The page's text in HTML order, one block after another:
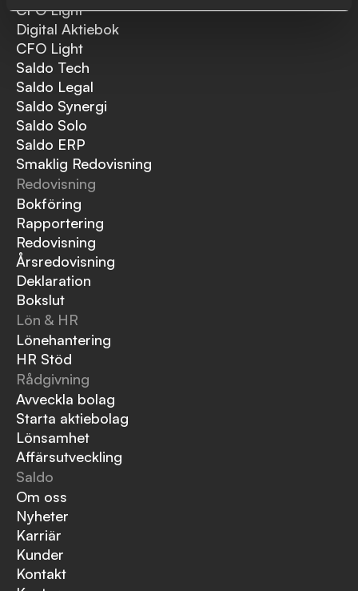
CFO Light
Digital Aktiebok
CFO Light
Saldo Tech
Saldo Legal
Saldo Synergi
Saldo Solo
Saldo ERP
Smaklig Redovisning
Redovisning
Bokföring
Rapportering
Redovisning
Årsredovisning
Deklaration
Bokslut
Lön & HR
Lönehantering
HR Stöd
Rådgivning
Avveckla bolag
Starta aktiebolag
Lönsamhet
Affärsutveckling
Saldo
Om oss
Nyheter
Karriär
Kunder
Kontakt